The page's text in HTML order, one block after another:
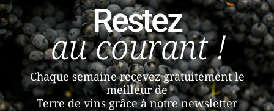
Restez
au courant !
Chaque semaine recevez gratuitement le
meilleur de
Terre de vins grâce à notre newsletter